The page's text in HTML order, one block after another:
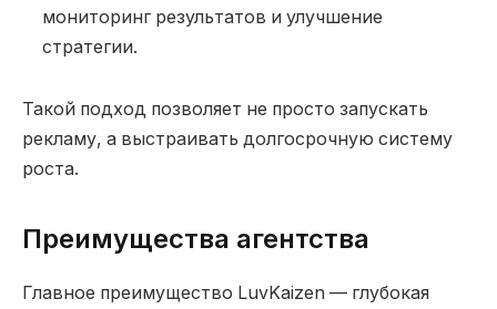
мониторинг результатов и улучшение
стратегии.
Такой подход позволяет не просто запускать
рекламу, а выстраивать долгосрочную систему
роста.
Преимущества агентства
Главное преимущество LuvKaizen — глубокая